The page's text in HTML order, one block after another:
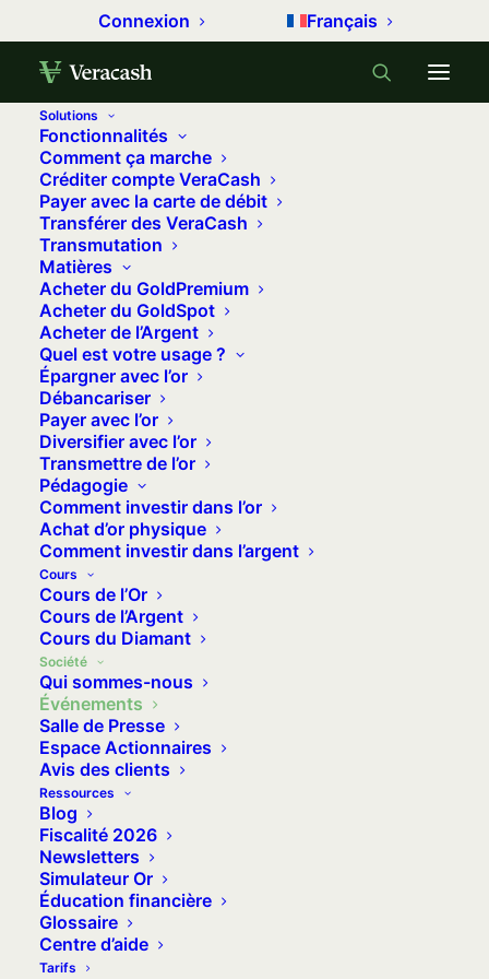
Connexion Français
Solutions
Fonctionnalités
Comment ça marche
Créditer compte VeraCash
Payer avec la carte de débit
Transférer des VeraCash
Transmutation
Matières
Acheter du GoldPremium
Acheter du GoldSpot
Acheter de l’Argent
Quel est votre usage ?
Épargner avec l’or
Débancariser
Payer avec l’or
Diversifier avec l’or
Transmettre de l’or
Pédagogie
Comment investir dans l’or
Achat d’or physique
Comment investir dans l’argent
Cours
Cours de l’Or
Cours de l’Argent
Cours du Diamant
Société
Qui sommes-nous
Événements
Salle de Presse
Espace Actionnaires
Avis des clients
Ressources
Blog
Fiscalité 2026
Newsletters
Simulateur Or
Éducation financière
Glossaire
Centre d’aide
Tarifs
Événements
Participez ou visionnez tous les événements
organisés par VeraCash. Suivez-nous sur Twitter
et abonnez-vous à notre chaîne Youtube pour ne
manquer aucun live ou replay de nos événements
!
Nos webinaires
Participez à nos différentes